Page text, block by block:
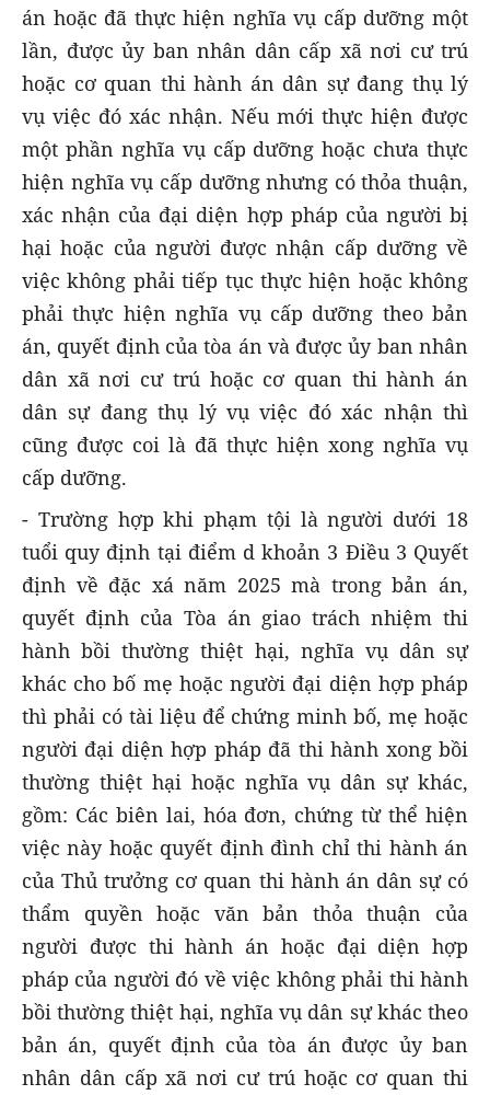
án hoặc đã thực hiện nghĩa vụ cấp dưỡng một
lần, được ủy ban nhân dân cấp xã nơi cư trú
hoặc cơ quan thi hành án dân sự đang thụ lý
vụ việc đó xác nhận. Nếu mới thực hiện được
một phần nghĩa vụ cấp dưỡng hoặc chưa thực
hiện nghĩa vụ cấp dưỡng nhưng có thỏa thuận,
xác nhận của đại diện hợp pháp của người bị
hại hoặc của người được nhận cấp dưỡng về
việc không phải tiếp tục thực hiện hoặc không
phải thực hiện nghĩa vụ cấp dưỡng theo bản
án, quyết định của tòa án và được ủy ban nhân
dân xã nơi cư trú hoặc cơ quan thi hành án
dân sự đang thụ lý vụ việc đó xác nhận thì
cũng được coi là đã thực hiện xong nghĩa vụ
cấp dưỡng.
- Trường hợp khi phạm tội là người dưới 18
tuổi quy định tại điểm d khoản 3 Điều 3 Quyết
định về đặc xá năm 2025 mà trong bản án,
quyết định của Tòa án giao trách nhiệm thi
hành bồi thường thiệt hại, nghĩa vụ dân sự
khác cho bố mẹ hoặc người đại diện hợp pháp
thì phải có tài liệu để chứng minh bố, mẹ hoặc
người đại diện hợp pháp đã thi hành xong bồi
thường thiệt hại hoặc nghĩa vụ dân sự khác,
gồm: Các biên lai, hóa đơn, chứng từ thể hiện
việc này hoặc quyết định đình chỉ thi hành án
của Thủ trưởng cơ quan thi hành án dân sự có
thẩm quyền hoặc văn bản thỏa thuận của
người được thi hành án hoặc đại diện hợp
pháp của người đó về việc không phải thi hành
bồi thường thiệt hại, nghĩa vụ dân sự khác theo
bản án, quyết định của tòa án được ủy ban
nhân dân cấp xã nơi cư trú hoặc cơ quan thi